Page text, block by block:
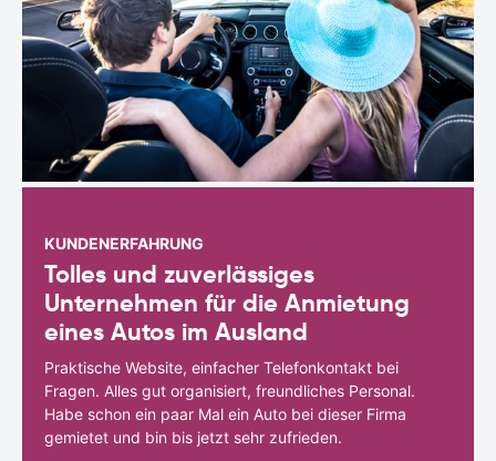
KUNDENERFAHRUNG
Tolles und zuverlässiges
Unternehmen für die Anmietung
eines Autos im Ausland
Praktische Website, einfacher Telefonkontakt bei
Fragen. Alles gut organisiert, freundliches Personal.
Habe schon ein paar Mal ein Auto bei dieser Firma
gemietet und bin bis jetzt sehr zufrieden.